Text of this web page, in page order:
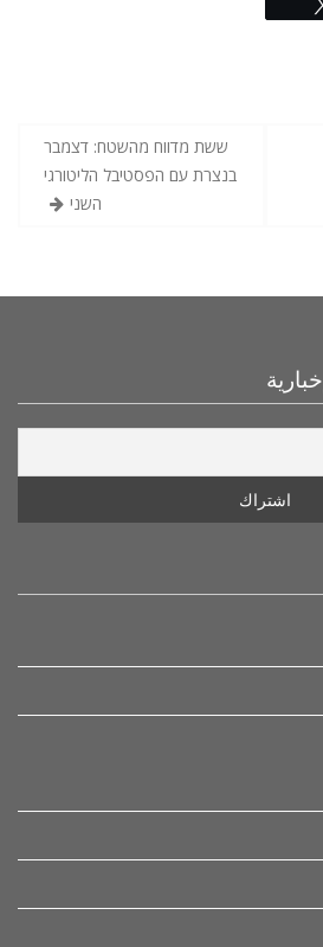
ששת מדווח מהשטח: דצמבר
בנצרת עם הפסטיבל הליטורגי
השני